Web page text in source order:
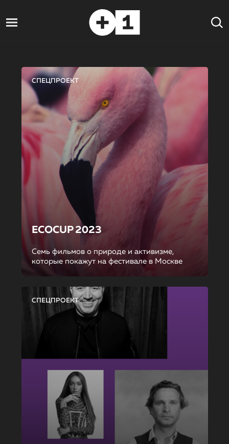
СПЕЦПРОЕКТ
ECOCUP 2023
Семь фильмов о природе и активизме,
которые покажут на фестивале в Москве
СПЕЦПРОЕКТ